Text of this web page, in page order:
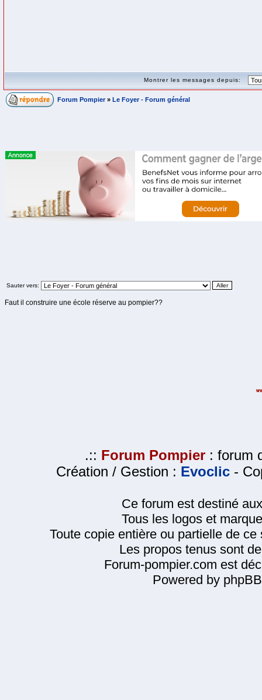
Montrer les messages depuis:
Forum Pompier » Le Foyer - Forum général
Sauter vers:
Faut il construire une école réserve au pompier??
.:: Forum Pompier : forum
Création / Gestion : Evoclic -
Ce forum est destiné
Tous les logos et
Toute copie entière ou partielle de
Les propos tenus sont
Forum-pompier.com est
Powered by